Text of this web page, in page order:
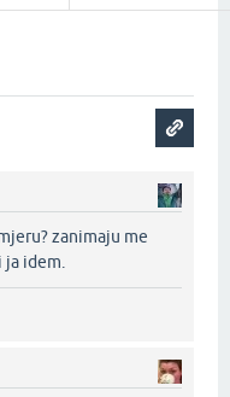
zanimaju me
idem.‌